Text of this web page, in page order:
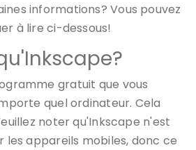
informations? Vous pouvez
à lire ci-dessous!
gratuit que vous
quel ordinateur. Cela
noter qu'Inkscape n'est
les appareils mobiles, donc ce